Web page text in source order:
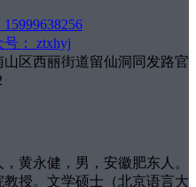
： ztxhyj
区西丽街道留仙洞同发路官
黄永健，男，安徽肥东人。
授。文学硕士（北京语言大